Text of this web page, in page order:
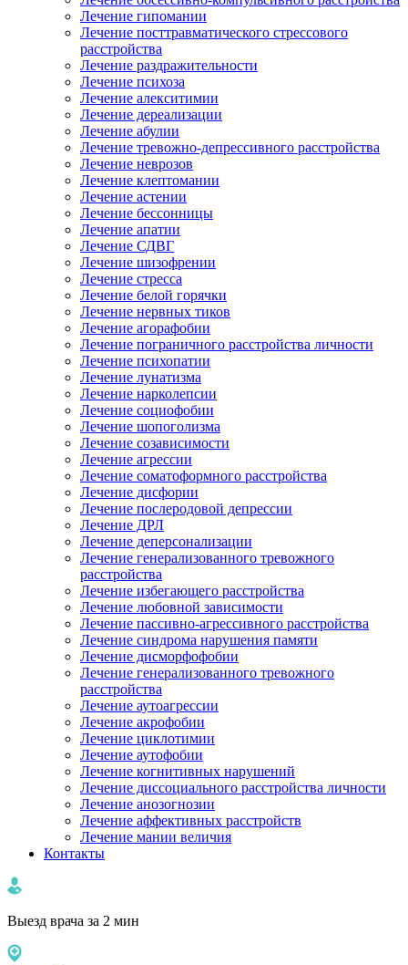
Лечение гипомании
Лечение посттравматического стрессового
расстройства
Лечение раздражительности
Лечение психоза
Лечение алекситимии
Лечение дереализации
Лечение абулии
Лечение тревожно-депрессивного расстройства
Лечение неврозов
Лечение клептомании
Лечение астении
Лечение бессонницы
Лечение апатии
Лечение СДВГ
Лечение шизофрении
Лечение стресса
Лечение белой горячки
Лечение нервных тиков
Лечение агорафобии
Лечение пограничного расстройства личности
Лечение психопатии
Лечение лунатизма
Лечение нарколепсии
Лечение социофобии
Лечение шопоголизма
Лечение созависимости
Лечение агрессии
Лечение соматоформного расстройства
Лечение дисфории
Лечение послеродовой депрессии
Лечение ДРЛ
Лечение деперсонализации
Лечение генерализованного тревожного
расстройства
Лечение избегающего расстройства
Лечение любовной зависимости
Лечение пассивно-агрессивного расстройства
Лечение синдрома нарушения памяти
Лечение дисморфофобии
Лечение генерализованного тревожного
расстройства
Лечение аутоагрессии
Лечение акрофобии
Лечение циклотимии
Лечение аутофобии
Лечение когнитивных нарушений
Лечение диссоциального расстройства личности
Лечение анозогнозии
Лечение аффективных расстройств
Лечение мании величия
Контакты
Выезд врача за 2 мин